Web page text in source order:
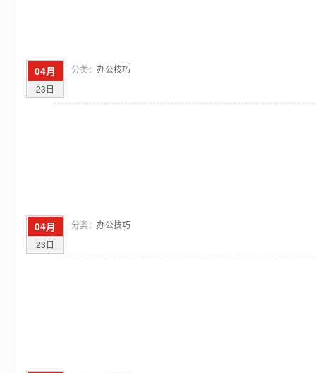
04月
23日
分类： 办公技巧
04月
23日
分类： 办公技巧